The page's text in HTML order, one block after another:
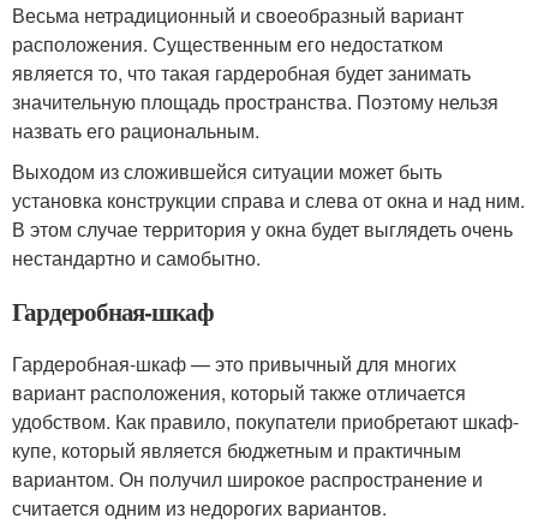
Весьма нетрадиционный и своеобразный вариант
расположения. Существенным его недостатком
является то, что такая гардеробная будет занимать
значительную площадь пространства. Поэтому нельзя
назвать его рациональным.
Выходом из сложившейся ситуации может быть
установка конструкции справа и слева от окна и над ним.
В этом случае территория у окна будет выглядеть очень
нестандартно и самобытно.
Гардеробная-шкаф
Гардеробная-шкаф — это привычный для многих
вариант расположения, который также отличается
удобством. Как правило, покупатели приобретают шкаф-
купе, который является бюджетным и практичным
вариантом. Он получил широкое распространение и
считается одним из недорогих вариантов.